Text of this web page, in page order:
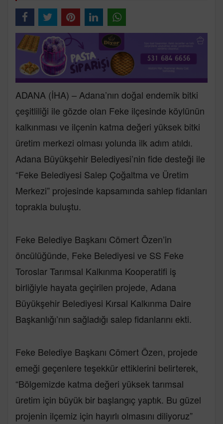
ADANA (İHA) – Adana’nın doğal endemik bitki
çeşitliliği ile gözde olan Feke ilçesinde köylünün
kalkınması ve ilçenin katma değeri yüksek bitki
üretim merkezi olması yolunda ilk adım atıldı.
Adana Büyükşehir Belediyesi’nin fide desteği ile
“Feke Belediyesi Salep Çoğaltma ve Üretim
Merkezi” projesinde kapsamında sahlep fidanları
toprakla buluştu.
Feke Belediye Başkanı Cömert Özen’in
öncülüğünde, Feke Belediyesi ve SS Feke
Toroslar Tarımsal Kalkınma Kooperatifi iş
birliğiyle hayata geçirilen projede, Adana
Büyükşehir Belediyesi Kırsal Kalkınma Daire
Başkanlığı’nın sağladığı salep fidanlarını ekti.
Feke Belediye Başkanı Cömert Özen, projede
emeği geçenlere teşekkür ettiklerini belirterek,
“Bölgemizde katma değeri yüksek tarımsal
üretim için büyük bir başlangıç yaptık. Bu güzel
projenin ilçemiz için hayırlı olmasını diliyoruz”